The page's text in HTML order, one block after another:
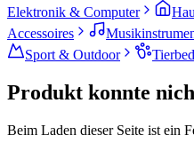
Elektronik & Computer
Accessoires
Sport & Outdoor
Produkt konnte
Beim Laden dieser Seite ist ein